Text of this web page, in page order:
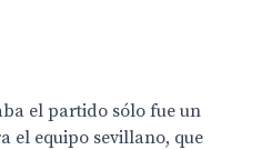
el partido sólo fue un
el equipo sevillano, que